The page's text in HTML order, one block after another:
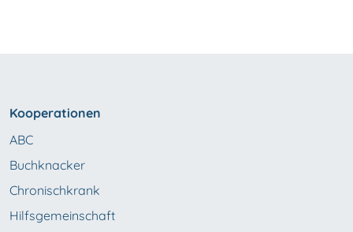
Kooperationen
ABC
Buchknacker
Chronischkrank
Hilfsgemeinschaft